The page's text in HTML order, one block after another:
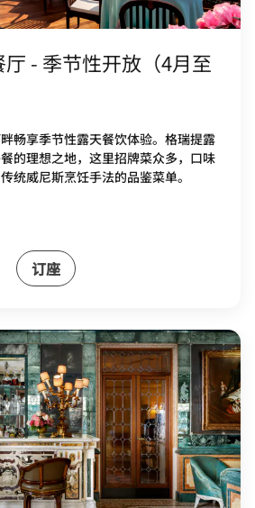
- 季节性开放（4月至
畅享季节性露天餐饮体验。格瑞提露
的理想之地，这里招牌菜众多，口味
统威尼斯烹饪手法的品鉴菜单。
订座